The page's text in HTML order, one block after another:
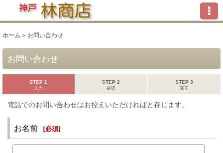
ホーム > お問い合わせ
お問い合わせ
STEP 1
入力
STEP 2
確認
STEP 3
完了
電話でのお問い合わせはお控えいただければと存じます。
お名前 [必須]